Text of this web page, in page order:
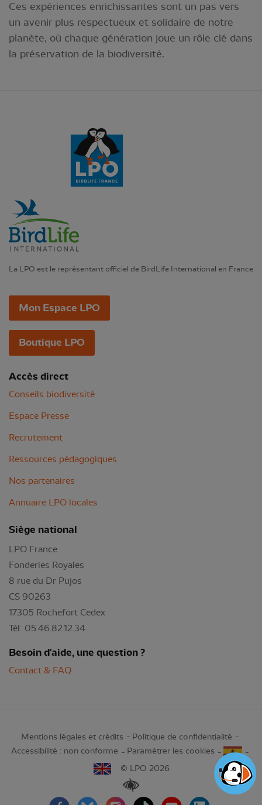
Ces expériences enrichissantes sont un pas vers
un avenir plus respectueux et solidaire de notre
planète, où chaque génération joue un rôle clé dans
la préservation de la biodiversité.
La LPO est le représentant officiel de BirdLife International en France
Mon Espace LPO
Boutique LPO
Accès direct
Conseils biodiversité
Espace Presse
Recrutement
Ressources pédagogiques
Nos partenaires
Annuaire LPO locales
Siège national
LPO France
Fonderies Royales
8 rue du Dr Pujos
CS 90263
17305 Rochefort Cedex
Tél: 05.46.82.12.34
Besoin d'aide, une question ?
Contact & FAQ
Mentions légales et crédits
Politique de confidentialité
Accessibilité : non conforme
Paramétrer les cookies
© LPO 2026
Renforcer les contrastes